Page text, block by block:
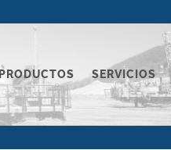
PRODUCTOS SERVICIOS